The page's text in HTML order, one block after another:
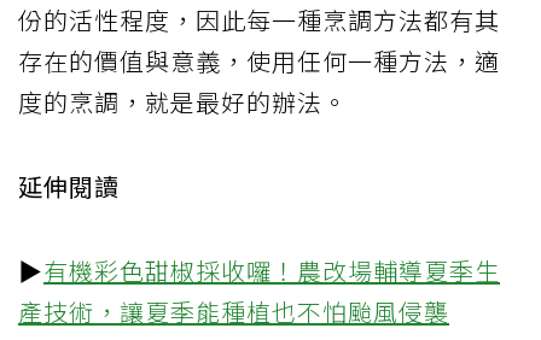
份的活性程度，因此每一種烹調方法都有其
存在的價值與意義，使用任何一種方法，適
度的烹調，就是最好的辦法。
延伸閱讀
▶有機彩色甜椒採收囉！農改場輔導夏季生
產技術，讓夏季能種植也不怕颱風侵襲